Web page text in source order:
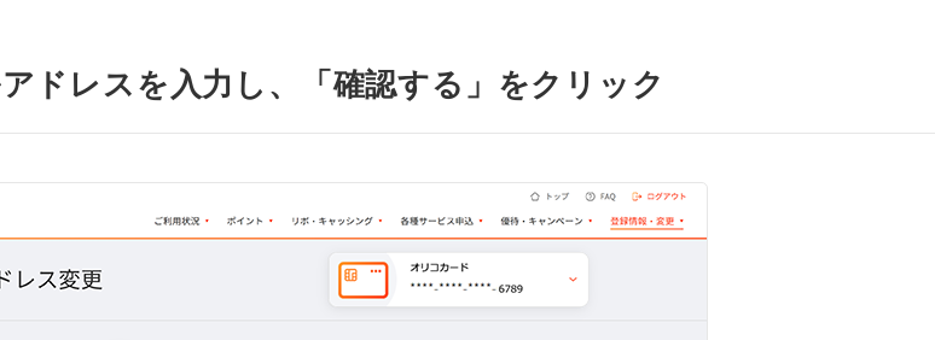
ドレスを入力し、「確認する」をクリック